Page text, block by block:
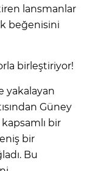
lansmanlar
beğenisini
birleştiriyor!
yakalayan
Güney
bir
bir
Bu